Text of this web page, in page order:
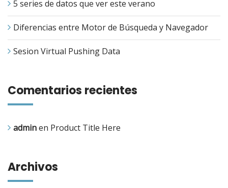
5 series de datos que ver este verano
Diferencias entre Motor de Búsqueda y Navegador
Sesion Virtual Pushing Data
Comentarios recientes
adminen Product Title Here
Archivos